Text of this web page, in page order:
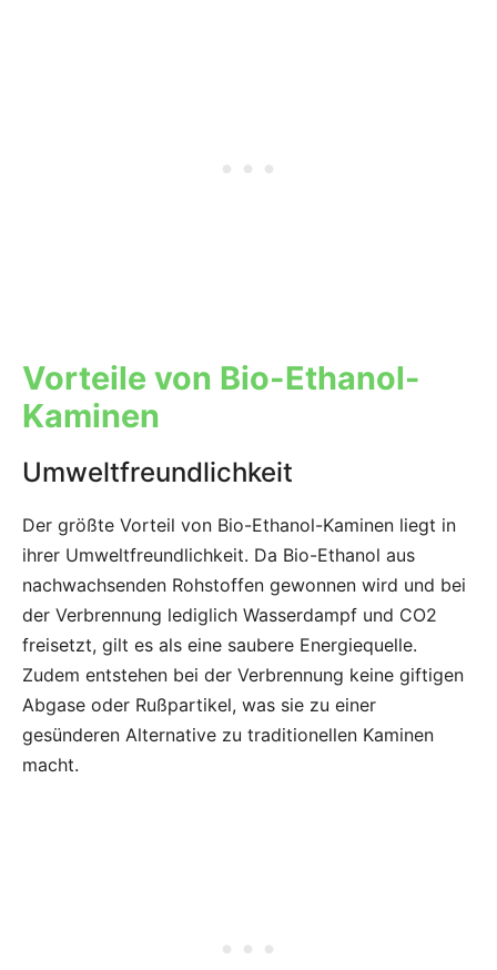
Vorteile von Bio-Ethanol-
Kaminen
Umweltfreundlichkeit
Der größte Vorteil von Bio-Ethanol-Kaminen liegt in
ihrer Umweltfreundlichkeit. Da Bio-Ethanol aus
nachwachsenden Rohstoffen gewonnen wird und bei
der Verbrennung lediglich Wasserdampf und CO2
freisetzt, gilt es als eine saubere Energiequelle.
Zudem entstehen bei der Verbrennung keine giftigen
Abgase oder Rußpartikel, was sie zu einer
gesünderen Alternative zu traditionellen Kaminen
macht.